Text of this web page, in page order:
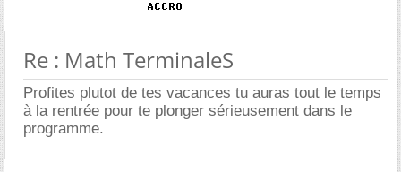
Re : Math TerminaleS
Profites plutot de tes vacances tu auras tout le temps
à la rentrée pour te plonger sérieusement dans le
programme.